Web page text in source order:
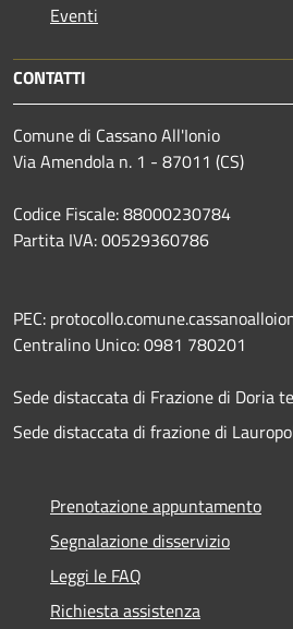
Eventi
CONTATTI
Comune di Cassano All'Ionio
Via Amendola n. 1 - 87011 (CS)
Codice Fiscale: 88000230784
Partita IVA: 00529360786
PEC:
Centralino Unico: 0981 780201
Sede distaccata di Frazione di Doria
Sede distaccata di frazione di
Prenotazione appuntamento
Segnalazione disservizio
Leggi le FAQ
Richiesta assistenza